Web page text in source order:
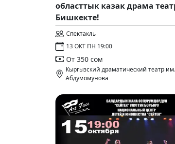
областтык казак драма
Бишкекте!
Спектакль
13 ОКТ ПН 19:00
От 350 сом
Кыргызский драматический театр
Абдумомунова